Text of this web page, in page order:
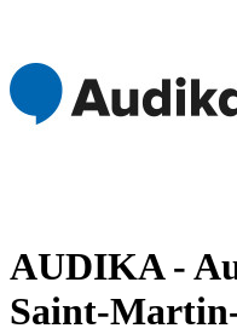
AUDIKA -
Saint-